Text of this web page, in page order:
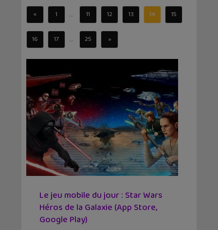
« 1 ... 11 12 13 14 15
16 17 ... 25 »
Le jeu mobile du jour : Star Wars
Héros de la Galaxie (App Store,
Google Play)